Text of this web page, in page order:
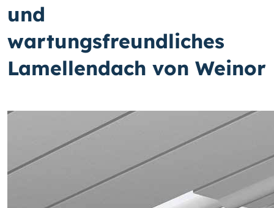
und
wartungsfreundliches
Lamellendach von Weinor